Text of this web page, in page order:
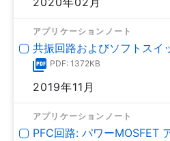
アプリケーションノート
共振回路およびソフトスイ
PDF: 1372KB
2019年11月
アプリケーションノート
PFC回路: パワーMOSFET